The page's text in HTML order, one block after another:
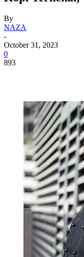
By
NAZA
-
October 31, 2023
0
893